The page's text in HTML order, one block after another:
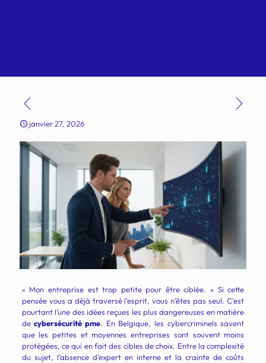
janvier 27, 2026
« Mon entreprise est trop petite pour être ciblée. » Si cette
pensée vous a déjà traversé l’esprit, vous n’êtes pas seul. C’est
pourtant l’une des idées reçues les plus dangereuses en matière
decybersécurité pme. En Belgique, les cybercriminels savent
que les petites et moyennes entreprises sont souvent moins
protégées, ce qui en fait des cibles de choix. Entre la complexité
du sujet, l’absence d’expert en interne et la crainte de coûts